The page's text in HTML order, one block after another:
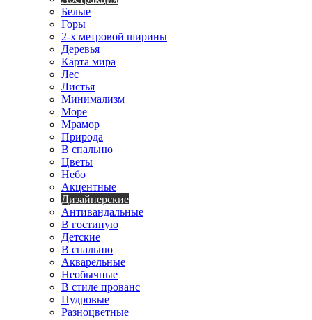
Белые
Горы
2-х метровой ширины
Деревья
Карта мира
Лес
Листья
Минимализм
Море
Мрамор
Природа
В спальню
Цветы
Небо
Акцентные
Дизайнерские
Антивандальные
В гостиную
Детские
В спальню
Акварельные
Необычные
В стиле прованс
Пудровые
Разноцветные